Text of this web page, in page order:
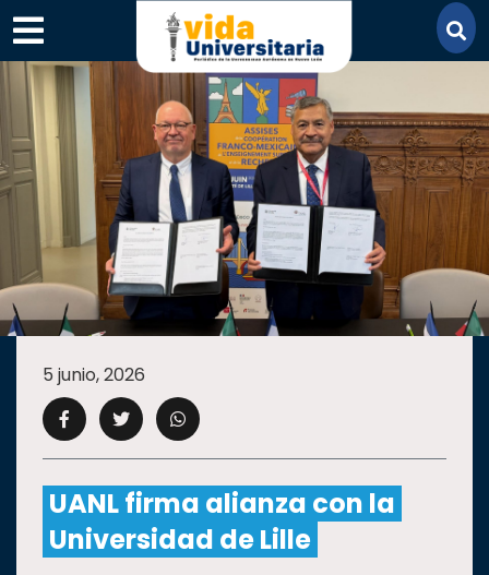
×
SECCIONES
ACADEMIA
CAMPUS UANL
CULTURA
5 junio, 2026
UANL firma alianza con la
Universidad de Lille